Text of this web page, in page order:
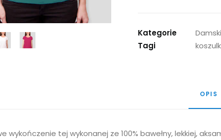
Kategorie
Tagi
OPIS
wykończenie tej wykonanej ze 100% bawełny, lekkiej,